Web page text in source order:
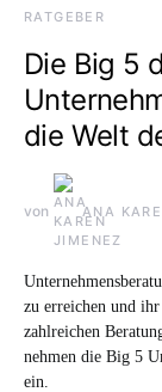
RATGEBER
Die Big 5
die Welt
von ANA
zu erreichen und
zahlreichen
nehmen die Big 5
ein.